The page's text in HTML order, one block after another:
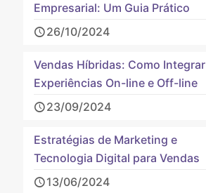
Empresarial: Um Guia Prático
26/10/2024
Vendas Híbridas: Como Integrar
Experiências On-line e Off-line
23/09/2024
Estratégias de Marketing e
Tecnologia Digital para Vendas
13/06/2024